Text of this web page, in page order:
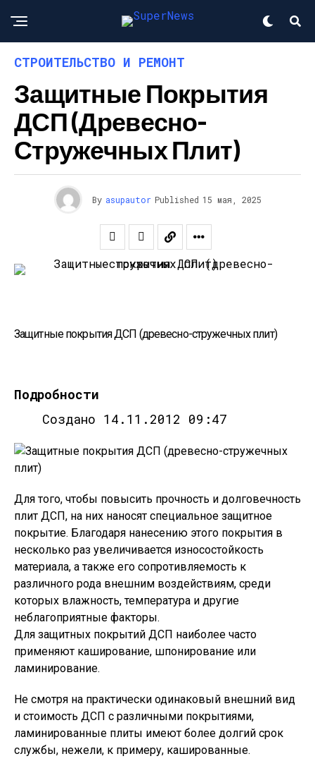
СТРОИТЕЛЬСТВО И РЕМОНТ
Защитные Покрытия
ДСП (древесно-
Стружечных Плит)
By asupautor Published 15 мая, 2025
Защитные покрытия ДСП (древесно-стружечных плит)
Подробности
Создано 14.11.2012 09:47
Для того, чтобы повысить прочность и долговечность
плит ДСП, на них наносят специальное защитное
покрытие. Благодаря нанесению этого покрытия в
несколько раз увеличивается износостойкость
материала, а также его сопротивляемость к
различного рода внешним воздействиям, среди
которых влажность, температура и другие
неблагоприятные факторы.
Для защитных покрытий ДСП наиболее часто
применяют каширование, шпонирование или
ламинирование.
Не смотря на практически одинаковый внешний вид
и стоимость ДСП с различными покрытиями,
ламинированные плиты имеют более долгий срок
службы, нежели, к примеру, кашированные.